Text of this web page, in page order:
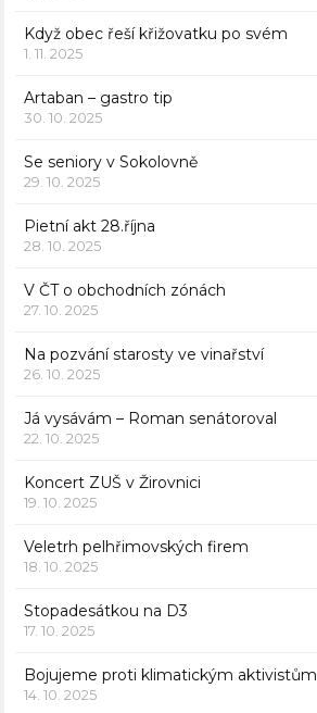
Když obec řeší křižovatku po svém
1. 11. 2025
Artaban – gastro tip
30. 10. 2025
Se seniory v Sokolovně
29. 10. 2025
Pietní akt 28.října
28. 10. 2025
V ČT o obchodních zónách
27. 10. 2025
Na pozvání starosty ve vinařství
26. 10. 2025
Já vysávám – Roman senátoroval
22. 10. 2025
Koncert ZUŠ v Žirovnici
19. 10. 2025
Veletrh pelhřimovských firem
18. 10. 2025
Stopadesátkou na D3
17. 10. 2025
Bojujeme proti klimatickým aktivistům
14. 10. 2025